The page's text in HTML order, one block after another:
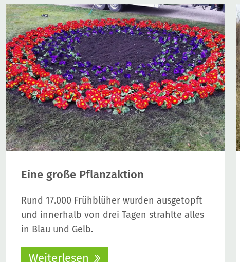
Eine große Pflanzaktion
Rund 17.000 Frühblüher wurden ausgetopft
und innerhalb von drei Tagen strahlte alles
in Blau und Gelb.
Weiterlesen